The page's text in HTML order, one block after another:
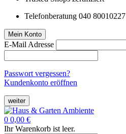
Telefonberatung 040 80010227
Mein Konto
E-Mail Adresse
Passwort vergessen?
Kundenkonto eröffnen
weiter
0 0,00 €
Ihr Warenkorb ist leer.